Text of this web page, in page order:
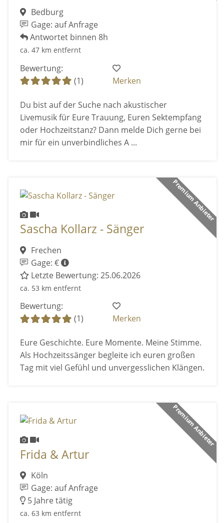
Bedburg
Gage: auf Anfrage
Antwortet binnen 8h
ca. 47 km entfernt
Bewertung:
(1)
Merken
Du bist auf der Suche nach akustischer
Livemusik für Eure Trauung, Euren Sektempfang
oder Hochzeitstanz? Dann melde Dich gerne bei
mir für ein unverbindliches A ...
Premium Anbieter
Sascha Kollarz - Sänger
Frechen
Gage: €
Letzte Bewertung: 25.06.2026
ca. 53 km entfernt
Bewertung:
(1)
Merken
Eure Geschichte. Eure Momente. Meine Stimme.
Als Hochzeitssänger begleite ich euren großen
Tag mit viel Gefühl und unvergesslichen Klängen.
Premium Anbieter
Frida & Artur
Köln
Gage: auf Anfrage
5 Jahre tätig
ca. 63 km entfernt